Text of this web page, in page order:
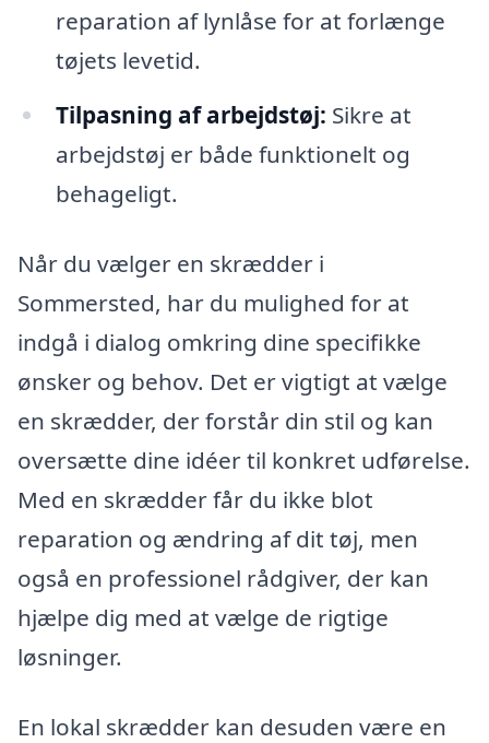
reparation af lynlåse for at forlænge
tøjets levetid.
Tilpasning af arbejdstøj: Sikre at
arbejdstøj er både funktionelt og
behageligt.
Når du vælger en skrædder i
Sommersted, har du mulighed for at
indgå i dialog omkring dine specifikke
ønsker og behov. Det er vigtigt at vælge
en skrædder, der forstår din stil og kan
oversætte dine idéer til konkret udførelse.
Med en skrædder får du ikke blot
reparation og ændring af dit tøj, men
også en professionel rådgiver, der kan
hjælpe dig med at vælge de rigtige
løsninger.
En lokal skrædder kan desuden være en